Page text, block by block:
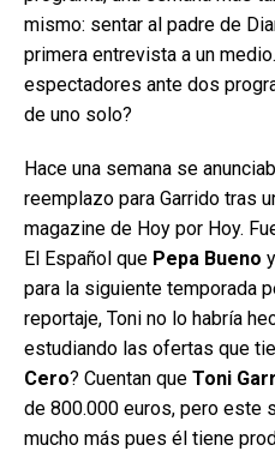
mismo: sentar al padre de
primera entrevista a un
espectadores ante dos
de uno solo?
Hace una semana se
reemplazo para Garrido tras
magazine de Hoy por Hoy.
El Español que Pepa Bueno
para la siguiente temporada
reportaje, Toni no lo habría
estudiando las ofertas que
Cero? Cuentan que Toni
de 800.000 euros, pero este
mucho más pues él tiene